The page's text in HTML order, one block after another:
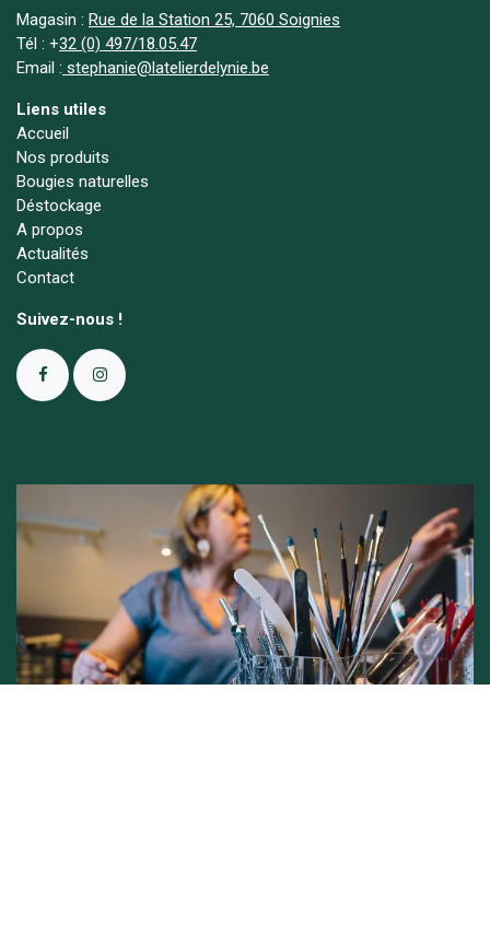
Magasin : Rue de la Station 25, 7060 Soignies
Tél : +32 (0) 497/18.05.47
Email : stephanie@latelierdelynie.be
Liens utiles
Accueil
Nos produits
Bougies naturelles
Déstockage
A propos
Actualités
Contact
Suivez-nous !